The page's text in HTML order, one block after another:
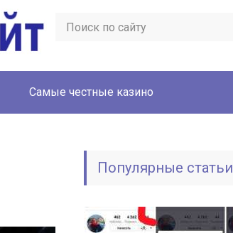
Cамые честные казино
Популярные статьи